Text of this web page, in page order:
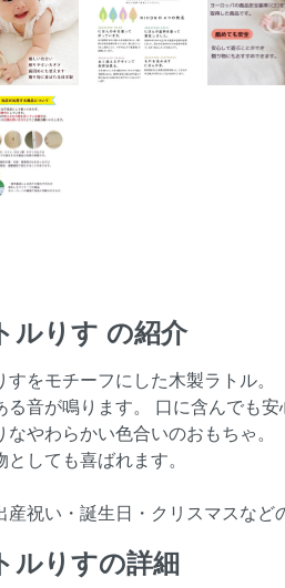
ルりす の紹介
をモチーフにした木製ラトル。
る音が鳴ります。 口に含んでも
やわらかい色合いのおもちゃ。
しても喜ばれます。
祝い・誕生日・クリスマスなど
ルりすの詳細